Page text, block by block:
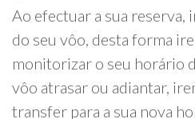
Ao efectuar a sua reserva,
do seu vôo, desta forma
monitorizar o seu horário
vôo atrasar ou adiantar,
transfer para a sua nova